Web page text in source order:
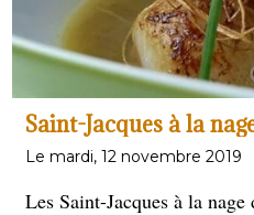
Saint-Jacques à la
Le mardi, 12 novembre 2019
Les Saint-Jacques à la nage